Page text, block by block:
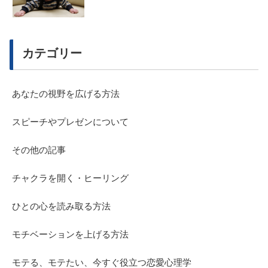
カテゴリー
あなたの視野を広げる方法
スピーチやプレゼンについて
その他の記事
チャクラを開く・ヒーリング
ひとの心を読み取る方法
モチベーションを上げる方法
モテる、モテたい、今すぐ役立つ恋愛心理学